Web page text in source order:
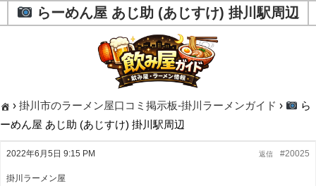
らーめん屋 あじ助 (あじすけ) 掛川駅周辺
› 掛川市のラーメン屋口コミ掲示板-掛川ラーメンガイド ›
ら
ーめん屋 あじ助 (あじすけ) 掛川駅周辺
2022年6月5日 9:15 PM #20025
返信
掛川ラーメン屋